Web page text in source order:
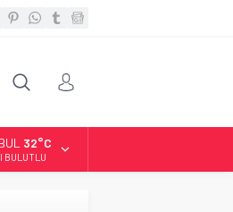
32°C
BULUTLU